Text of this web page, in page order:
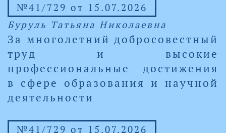
№41/729 от 15.07.2026
Буруль Татьяна Николаевна
За многолетний добросовестный
труд и высокие
профессиональные достижения
в сфере образования и научной
деятельности
№41/729 от 15.07.2026